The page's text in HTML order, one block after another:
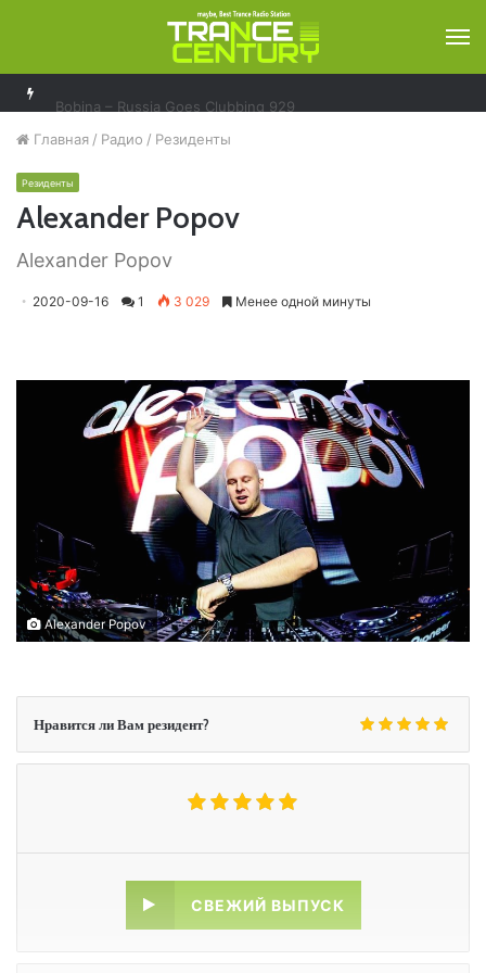
Главная / Радио / Резиденты
Резиденты
Alexander Popov
Alexander Popov
2020-09-16 1 3 029 Менее одной минуты
Alexander Popov
Нравится ли Вам резидент?
СВЕЖИЙ ВЫПУСК